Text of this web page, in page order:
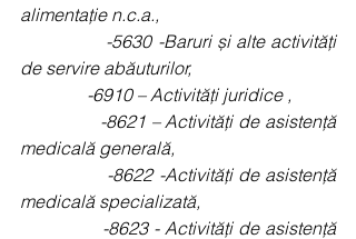
alimentație n.c.a.,
de servire abăuturilor,
               -6910 – Activități juridice ,
medicală generală,
medicală specializată,